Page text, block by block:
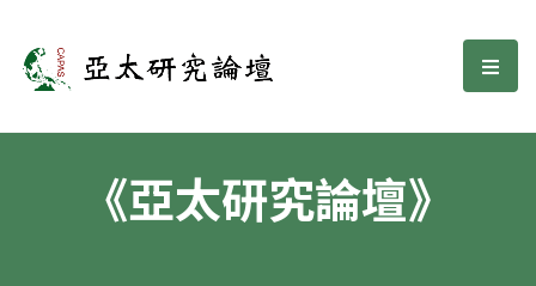
亞太研究論壇 選
《亞太研究論壇》